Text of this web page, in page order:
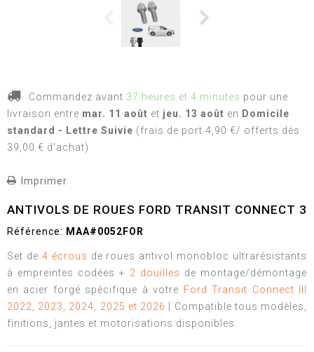
Commandez avant 37 heures et 4 minutes pour une
livraison entre mar. 11 août et jeu. 13 août en Domicile
standard - Lettre Suivie (frais de port 4,90 €/ offerts dès
39,00 € d'achat)
Imprimer
ANTIVOLS DE ROUES FORD TRANSIT CONNECT 3
Référence: MAA#0052FOR
Set de 4 écrous de roues antivol monobloc ultrarésistants
à empreintes codées + 2 douilles de montage/démontage
en acier forgé spécifique à votre Ford Transit Connect III
2022, 2023, 2024, 2025 et 2026
| Compatible tous modèles,
finitions, jantes et motorisations disponibles.